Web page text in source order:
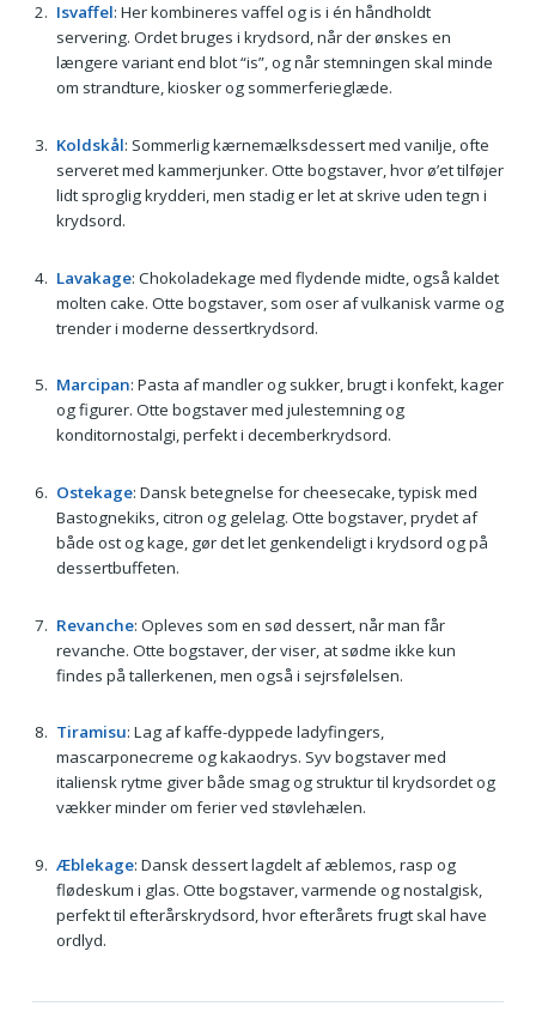
Isvaffel: Her kombineres vaffel og is i én håndholdt
servering. Ordet bruges i krydsord, når der ønskes en
længere variant end blot “is”, og når stemningen skal minde
om strandture, kiosker og sommerferieglæde.
Koldskål: Sommerlig kærnemælksdessert med vanilje, ofte
serveret med kammerjunker. Otte bogstaver, hvor ø’et tilføjer
lidt sproglig krydderi, men stadig er let at skrive uden tegn i
krydsord.
Lavakage: Chokoladekage med flydende midte, også kaldet
molten cake. Otte bogstaver, som oser af vulkanisk varme og
trender i moderne dessertkrydsord.
Marcipan: Pasta af mandler og sukker, brugt i konfekt, kager
og figurer. Otte bogstaver med julestemning og
konditornostalgi, perfekt i decemberkrydsord.
Ostekage: Dansk betegnelse for cheesecake, typisk med
Bastognekiks, citron og gelelag. Otte bogstaver, prydet af
både ost og kage, gør det let genkendeligt i krydsord og på
dessertbuffeten.
Revanche: Opleves som en sød dessert, når man får
revanche. Otte bogstaver, der viser, at sødme ikke kun
findes på tallerkenen, men også i sejrsfølelsen.
Tiramisu: Lag af kaffe-dyppede ladyfingers,
mascarponecreme og kakaodrys. Syv bogstaver med
italiensk rytme giver både smag og struktur til krydsordet og
vækker minder om ferier ved støvlehælen.
Æblekage: Dansk dessert lagdelt af æblemos, rasp og
flødeskum i glas. Otte bogstaver, varmende og nostalgisk,
perfekt til efterårskrydsord, hvor efterårets frugt skal have
ordlyd.